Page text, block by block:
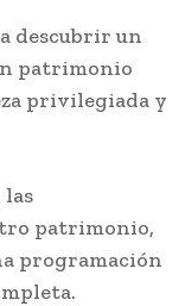
descubrir un
patrimonio
privilegiada y
las
patrimonio,
programación